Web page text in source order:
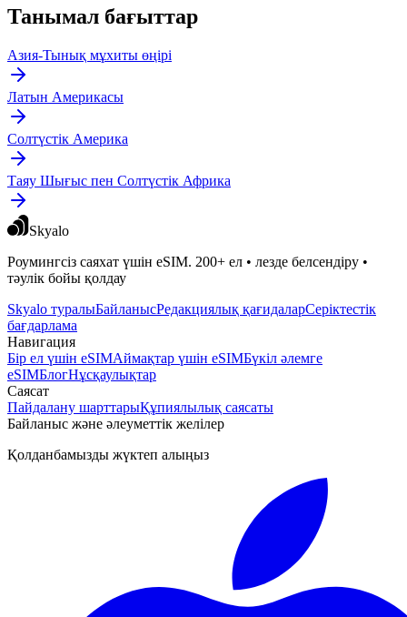
Танымал бағыттар
Азия-Тынық мұхиты өңірі
Латын Америкасы
Солтүстік Америка
Таяу Шығыс пен Солтүстік Африка
Skyalo
Роумингсіз саяхат үшін eSIM. 200+ ел • лезде белсендіру •
тәулік бойы қолдау
Skyalo туралыБайланысРедакциялық қағидаларСеріктестік
бағдарлама
Навигация
Бір ел үшін eSIMАймақтар үшін eSIMБүкіл әлемге
eSIMБлогНұсқаулықтар
Саясат
Пайдалану шарттарыҚұпиялылық саясаты
Байланыс және әлеуметтік желілер
Қолданбамызды жүктеп алыңыз